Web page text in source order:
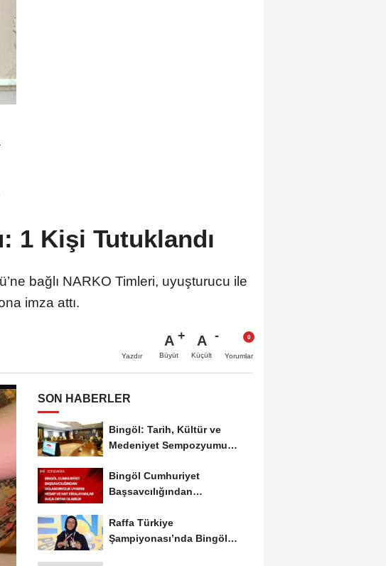
1 Kişi Tutuklandı
bağlı NARKO Timleri, uyuşturucu ile
imza attı.
Yazdır
A
Büyüt
A
Küçült Yorumlar
SON HABERLER
Bingöl: Tarih, Kültür ve
Medeniyet Sempozyumu
Bingöl Cumhuriyet
Başsavcılığından
Raffa Türkiye
Şampiyonası’nda Bingöl